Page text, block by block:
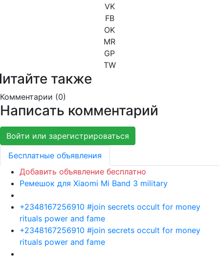
VK
FB
OK
MR
GP
TW
также
Комментарии (0)
Написать комментарий
Войти или зарегистрироваться
Бесплатные объявления
Добавить объявление бесплатно
Ремешок для Xiaomi Mi Band 3 military
+2348167256910 #join secrets occult for money
rituals power and fame
+2348167256910 #join secrets occult for money
rituals power and fame